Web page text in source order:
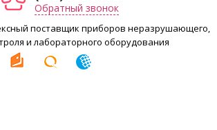
Обратный звонок
поставщик приборов неразрушающего,
и лабораторного оборудования